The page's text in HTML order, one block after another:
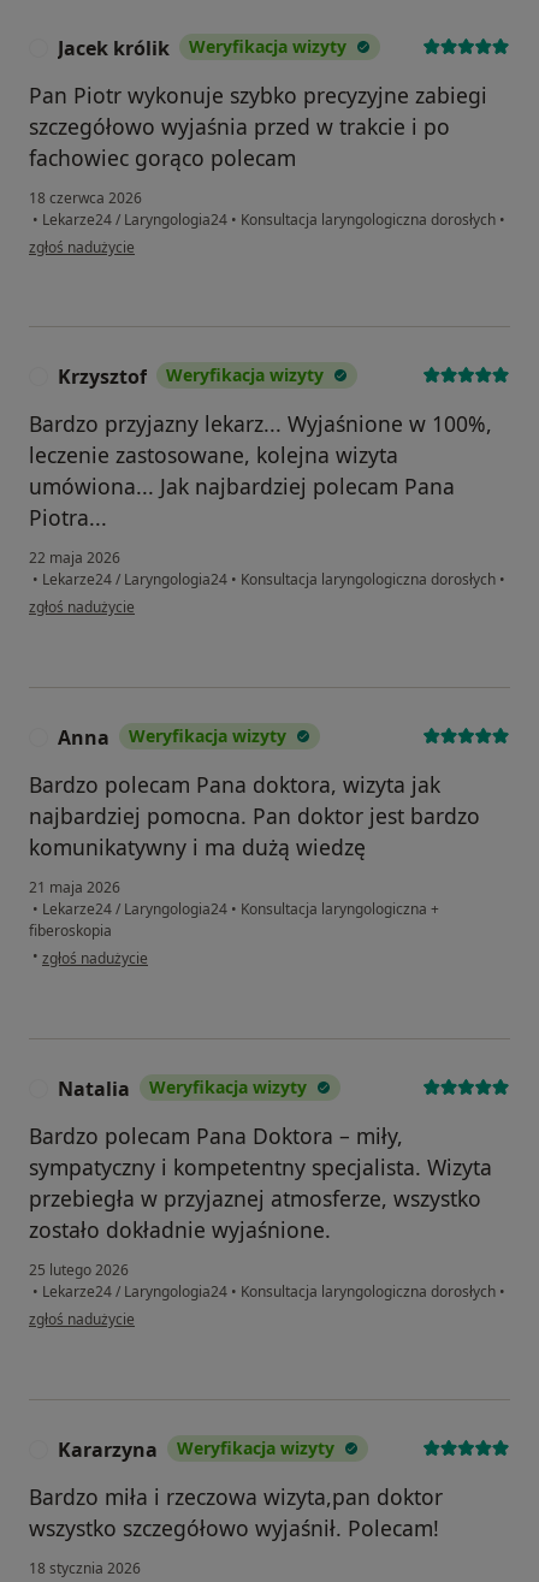
Jacek królik Weryfikacja wizyty
Pan Piotr wykonuje szybko precyzyjne zabiegi
szczegółowo wyjaśnia przed w trakcie i po
fachowiec gorąco polecam
18 czerwca 2026
• Lekarze24 / Laryngologia24 • Konsultacja laryngologiczna dorosłych •
w opinii użytkownika Jacek królik
zgłoś nadużycie
Krzysztof Weryfikacja wizyty
Bardzo przyjazny lekarz... Wyjaśnione w 100%,
leczenie zastosowane, kolejna wizyta
umówiona... Jak najbardziej polecam Pana
Piotra...
22 maja 2026
• Lekarze24 / Laryngologia24 • Konsultacja laryngologiczna dorosłych •
w opinii użytkownika Krzysztof
zgłoś nadużycie
Anna Weryfikacja wizyty
Bardzo polecam Pana doktora, wizyta jak
najbardziej pomocna. Pan doktor jest bardzo
komunikatywny i ma dużą wiedzę
21 maja 2026
• Lekarze24 / Laryngologia24 • Konsultacja laryngologiczna +
fiberoskopia
• w opinii użytkownika Anna
zgłoś nadużycie
Natalia Weryfikacja wizyty
Bardzo polecam Pana Doktora – miły,
sympatyczny i kompetentny specjalista. Wizyta
przebiegła w przyjaznej atmosferze, wszystko
zostało dokładnie wyjaśnione.
25 lutego 2026
• Lekarze24 / Laryngologia24 • Konsultacja laryngologiczna dorosłych •
w opinii użytkownika Natalia
zgłoś nadużycie
Kararzyna Weryfikacja wizyty
Bardzo miła i rzeczowa wizyta,pan doktor
wszystko szczegółowo wyjaśnił. Polecam!
18 stycznia 2026